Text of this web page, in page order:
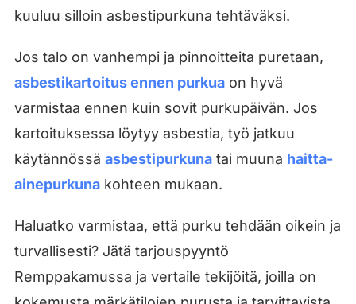
kuuluu silloin asbestipurkuna tehtäväksi.
Jos talo on vanhempi ja pinnoitteita puretaan,
asbestikartoitus ennen purkuaon hyvä
varmistaa ennen kuin sovit purkupäivän. Jos
kartoituksessa löytyy asbestia, työ jatkuu
käytännössä asbestipurkunatai muuna haitta-
ainepurkunakohteen mukaan.
Haluatko varmistaa, että purku tehdään oikein ja
turvallisesti? Jätä tarjouspyyntö
Remppakamussa ja vertaile tekijöitä, joilla on